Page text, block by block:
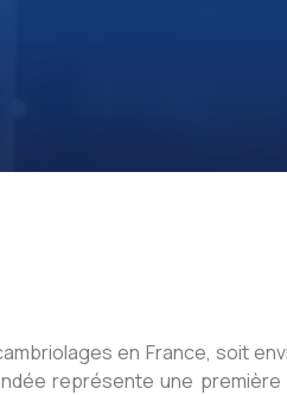
en France, soit
représente une